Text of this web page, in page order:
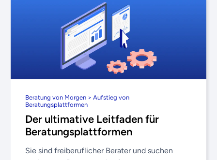
Beratung von Morgen > Aufstieg von
Beratungsplattformen
Der ultimative Leitfaden für
Beratungsplattformen
Sie sind freiberuflicher Berater und suchen